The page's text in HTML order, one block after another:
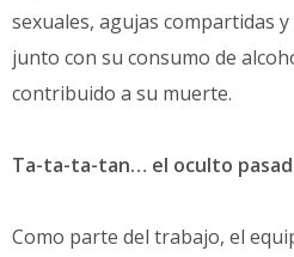
sexuales, agujas compartidas
junto con su consumo de
contribuido a su muerte.
Ta-ta-ta-tan… el oculto
Como parte del trabajo, el